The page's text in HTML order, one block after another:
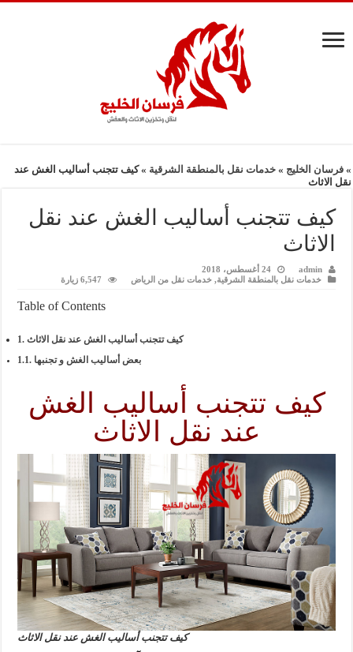
»فرسان الخليج »خدمات نقل بالمنطقة الشرقية »كيف تتجنب أساليب الغش عند
نقل الاثاث
كيف تتجنب أساليب الغش عند نقل
الاثاث
admin
24 أغسطس، 2018
خدمات نقل بالمنطقة الشرقية,خدمات نقل من الرياض 6,547 زيارة
Table of Contents
كيف تتجنب أساليب الغش عند نقل الاثاث
بعض أساليب الغش و تجنبها
كيف تتجنب أساليب الغش
عند نقل الاثاث
كيف تتجنب أساليب الغش عند نقل الاثاث